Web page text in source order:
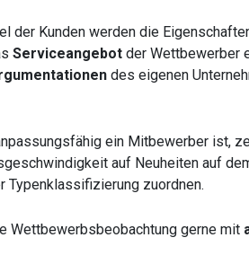
der Kunden werden die
Serviceangebot der Wettbewerber
des eigenen
ein Mitbewerber ist,
auf Neuheiten auf
Typenklassifizierung zuordnen.
Wettbewerbsbeobachtung gerne mit